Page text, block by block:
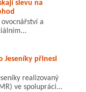
slevu na
a
Jeseníky přinesl
realizovaný
ve spolupráci...